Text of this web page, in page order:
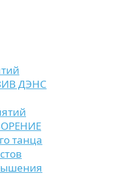
ДЭНС
танца